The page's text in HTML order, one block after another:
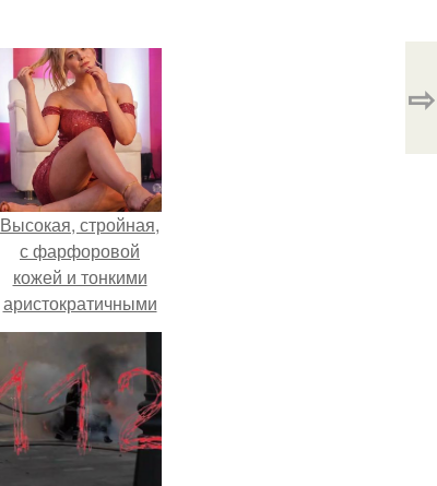
⇨
Высокая, стройная,
с фарфоровой
кожей и тонкими
аристократичными
чертами, эль
выглядит так, будто
сошла с полотна
художника.